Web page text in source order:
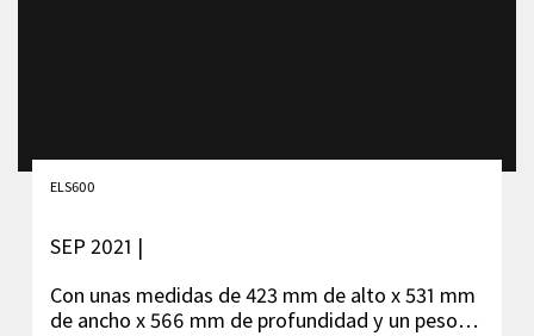
ELS600
SEP 2021 |
Con unas medidas de 423 mm de alto x 531 mm
de ancho x 566 mm de profundidad y un peso…